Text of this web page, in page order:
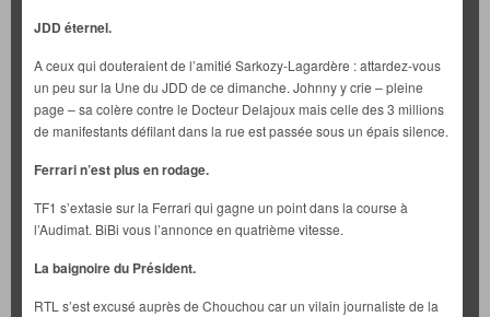
JDD éternel.
A ceux qui douteraient de l’amitié Sarkozy-Lagardère : attardez-vous
un peu sur la Une du JDD de ce dimanche. Johnny y crie – pleine
page – sa colère contre le Docteur Delajoux mais celle des 3 millions
de manifestants défilant dans la rue est passée sous un épais silence.
Ferrari n’est plus en rodage.
TF1 s’extasie sur la Ferrari qui gagne un point dans la course à
l’Audimat. BiBi vous l’annonce en quatrième vitesse.
La baignoire du Président.
RTL s’est excusé auprès de Chouchou car un vilain journaliste de la